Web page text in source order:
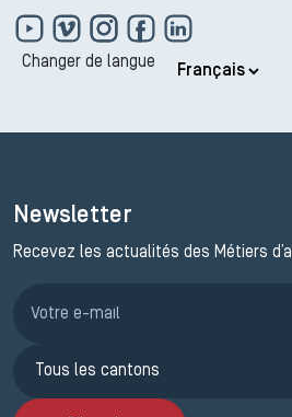
Changer de langue
Newsletter
Recevez les actualités des Métiers